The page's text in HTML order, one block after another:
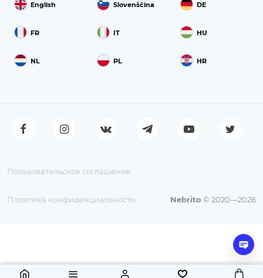
110 ₽
English Slovenščina DE
FR IT HU
NL PL HR
Пользовательское соглашение
Политика конфиденциальности Nebrito © 2020—2026